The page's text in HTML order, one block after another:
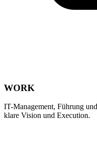
WORK
IT-Management, Führung
klare Vision und Execution.